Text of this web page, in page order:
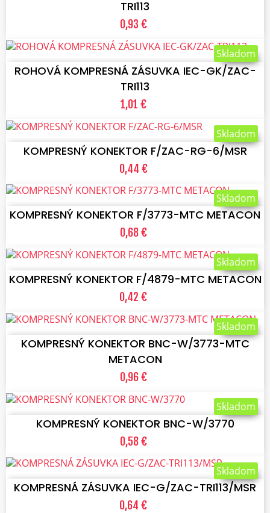
TRI113
0,93 €
VLOŽIŤ DO KOŠÍKA
ROHOVÁ KOMPRESNÁ ZÁSUVKA IEC-GK/ZAC-
TRI113
1,01 €
Skladom
VLOŽIŤ DO KOŠÍKA
KOMPRESNÝ KONEKTOR F/ZAC-RG-6/MSR
0,44 €
Skladom
VLOŽIŤ DO KOŠÍKA
KOMPRESNÝ KONEKTOR F/3773-MTC METACON
0,68 €
Skladom
VLOŽIŤ DO KOŠÍKA
KOMPRESNÝ KONEKTOR F/4879-MTC METACON
0,42 €
Skladom
VLOŽIŤ DO KOŠÍKA
KOMPRESNÝ KONEKTOR BNC-W/3773-MTC
METACON
0,96 €
Skladom
VLOŽIŤ DO KOŠÍKA
KOMPRESNÝ KONEKTOR BNC-W/3770
0,58 €
Skladom
VLOŽIŤ DO KOŠÍKA
KOMPRESNÁ ZÁSUVKA IEC-G/ZAC-TRI113/MSR
0,64 €
Skladom